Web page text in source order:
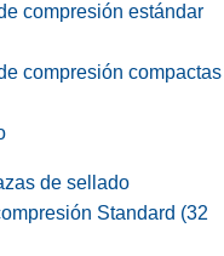
compresión estándar
compresión compactas
de sellado
Standard (32